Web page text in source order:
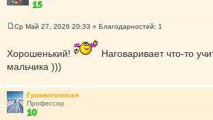
б
щ
и
е
Ср Май 27, 2026 20:33 » Благодарностей: 1
Хорошенький!
Наговаривает что-то
мальчика )))
Громкоголосая
Профессор